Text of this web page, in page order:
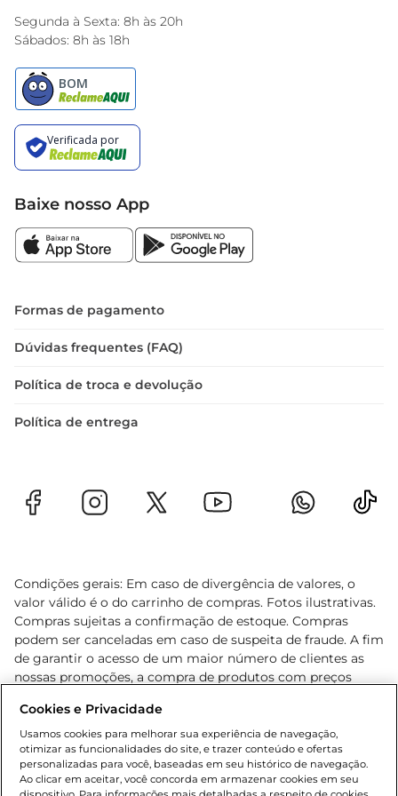
Encarte do Dia
Segunda à Sexta: 8h às 20h
Sábados: 8h às 18h
Baixe nosso App
Formas de pagamento
Dúvidas frequentes (FAQ)
Política de troca e devolução
Política de entrega
Condições gerais: Em caso de divergência de valores, o
valor válido é o do carrinho de compras. Fotos ilustrativas.
Compras sujeitas a confirmação de estoque. Compras
podem ser canceladas em caso de suspeita de fraude. A fim
de garantir o acesso de um maior número de clientes as
nossas promoções, a compra de produtos com preços
cliente. Os preços, ofertas e condições são exclusivos para
o e-commerce e válidos durante o dia de hoje, podendo
sofrer alterações sem prévia notificação. Proibida a venda
de bebidas alcoólicas para menores de 18 anos, conforme
Lei n.º 8069/90, art. 81, inciso II (Estatuto da Criança e do
Cookies e Privacidade
Usamos cookies para melhorar sua experiência de navegação,
otimizar as funcionalidades do site, e trazer conteúdo e ofertas
personalizadas para você, baseadas em seu histórico de navegação.
Ao clicar em aceitar, você concorda em armazenar cookies em seu